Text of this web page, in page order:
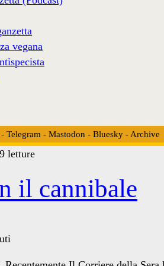
vegana
- Telegram - Mastodon - Bluesky- Archive
letture
il cannibale